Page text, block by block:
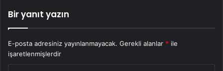
Bir yanıt yazın
E-posta adresiniz yayınlanmayacak. Gerekli alanlar * ile
işaretlenmişlerdir